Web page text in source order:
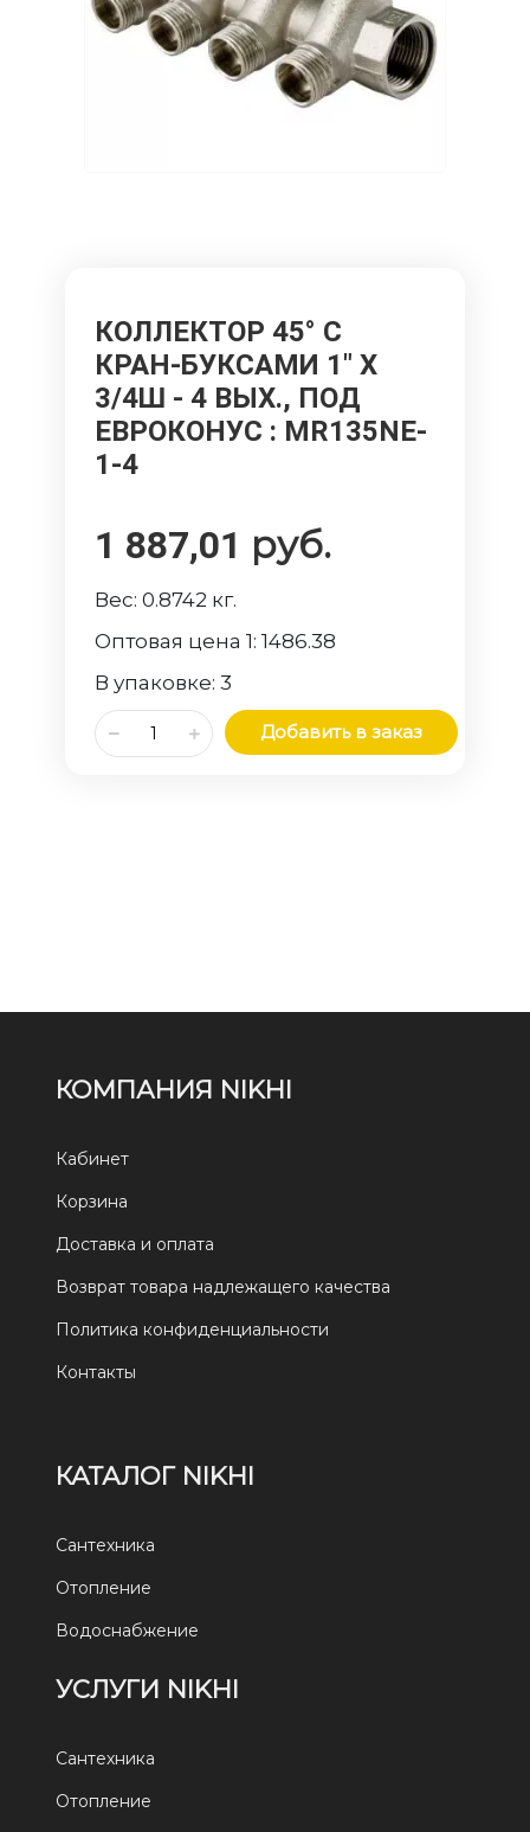
КОЛЛЕКТОР 45° С
КРАН-БУКСАМИ 1" Х
3/4Ш - 4 ВЫХ., ПОД
ЕВРОКОНУС : MR135NE-
1-4
1 887,01 руб.
Вес:0.8742 кг.
Оптовая цена 1:1486.38
В упаковке:3
Добавить в заказ
КОМПАНИЯ NIKHI
Кабинет
Корзина
Доставка и оплата
Возврат товара надлежащего качества
Политика конфиденциальности
Контакты
КАТАЛОГ NIKHI
Сантехника
Отопление
Водоснабжение
УСЛУГИ NIKHI
Сантехника
Отопление